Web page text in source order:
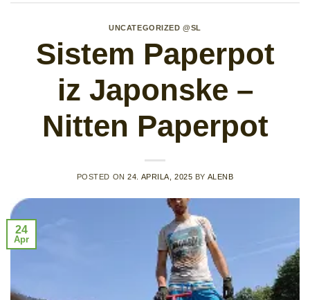
UNCATEGORIZED @SL
Sistem Paperpot
iz Japonske –
Nitten Paperpot
POSTED ON24. APRILA, 2025 BY ALENB
24
Apr